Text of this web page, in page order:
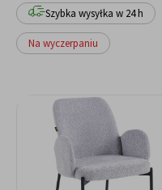
Szybka wysyłka w 24 h
Na wyczerpaniu